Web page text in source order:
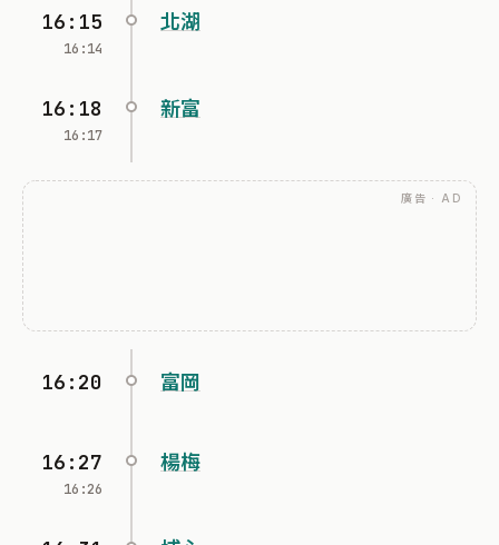
16:15
16:14
北湖
16:18
16:17
新富
廣告 · AD
16:20 富岡
16:27
16:26
楊梅